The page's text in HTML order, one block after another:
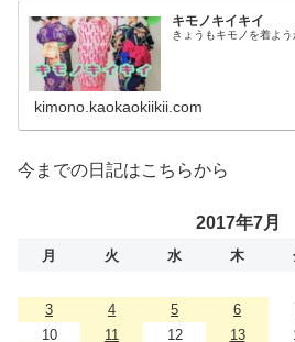
キモノキイキイ
きょうもキモノを着よ
kimono.kaokaokiikii.com
今までの日記はこちらから
2017年7月
月 火 水 木
3
4 5 6
10
11 12 13